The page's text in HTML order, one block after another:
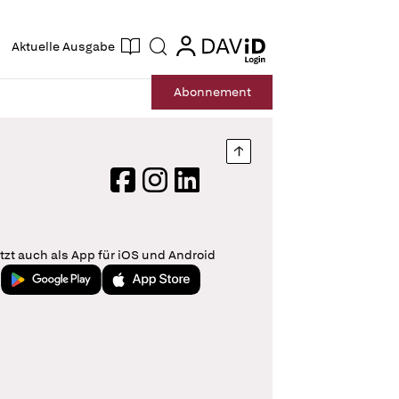
Aktuelle Ausgabe Suche login
login
Abonnement
Nach oben springen
FacebookInstagram
LinkedIn
auch als App für iOS und Android
Jetzt bei Google PlayLaden im App Store